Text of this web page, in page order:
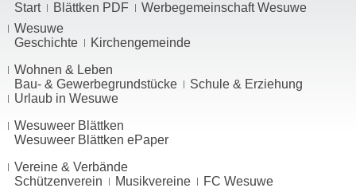
Start Blättken PDF
Werbegemeinschaft Wesuwe
Wesuwe
Geschichte
Kirchengemeinde
Wohnen & Leben
Bau- & Gewerbegrundstücke
Schule & Erziehung
Urlaub in Wesuwe
Wesuweer Blättken
Wesuweer Blättken ePaper
Vereine & Verbände
Schützenverein
Musikvereine FC Wesuwe